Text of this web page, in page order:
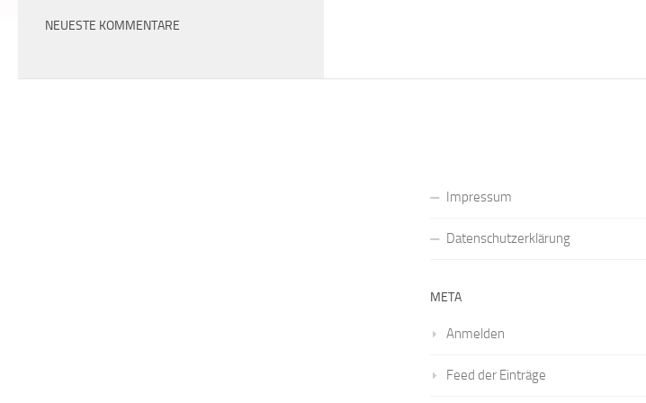
NEUESTE KOMMENTARE
Impressum
Datenschutzerklärung
META
Anmelden
Feed der Einträge